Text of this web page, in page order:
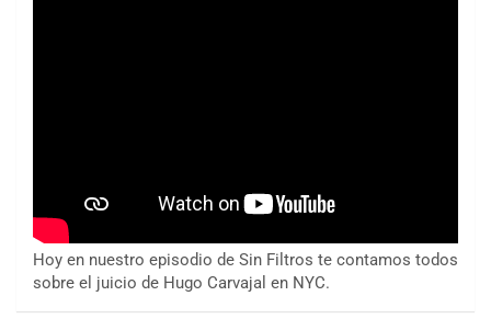
Hoy en nuestro episodio de Sin Filtros te contamos todos
sobre el juicio de Hugo Carvajal en NYC.